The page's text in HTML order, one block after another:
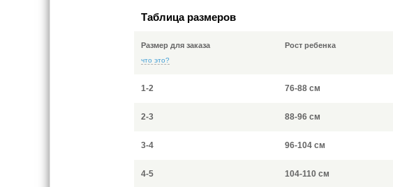
Таблица размеров
Размер для заказа
что это?
Рост ребенка
1-2 76-88 см
2-3 88-96 см
3-4 96-104 см
4-5 104-110 см